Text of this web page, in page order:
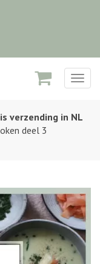
deel 3
verzending in NL